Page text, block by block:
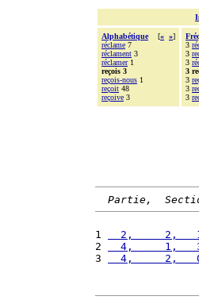
Alphabétique [« »]
réclame 7
réclament 3
réclamer1
reçois 3
reçois-nous 1
reçoit 48
reçoive 3
3
3
3
3
3
3
3
Partie,
1
2,     2,
2
4,     1,
3
4,     2,